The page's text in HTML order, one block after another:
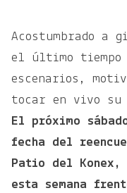
Acostumbrado
el último tiempo
escenarios,
tocar en vivo su
El próximo
fecha del
Patio del Konex,
esta semana